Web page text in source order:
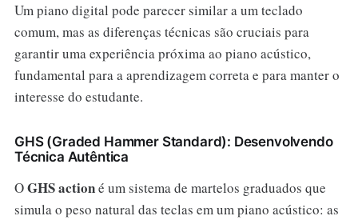
Um piano digital pode parecer similar a um teclado
comum, mas as diferenças técnicas são cruciais para
garantir uma experiência próxima ao piano acústico,
fundamental para a aprendizagem correta e para manter o
interesse do estudante.
GHS (Graded Hammer Standard): Desenvolvendo
Técnica Autêntica
OGHS actioné um sistema de martelos graduados que
simula o peso natural das teclas em um piano acústico: as